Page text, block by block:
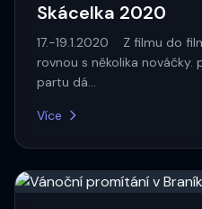
Skácelka 2020
17.-19.1.2020 Z filmu do
rovnou s několika nováčky.
partu dá…
Více